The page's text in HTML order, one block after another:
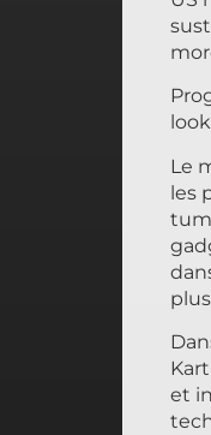
Le
les
et